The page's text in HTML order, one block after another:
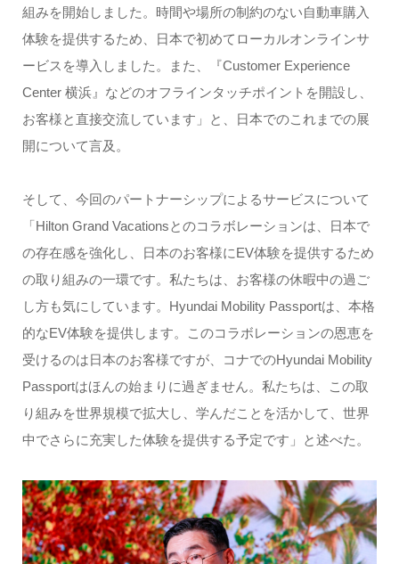
組みを開始しました。時間や場所の制約のない自動車購入
体験を提供するため、日本で初めてローカルオンラインサ
ービスを導入しました。また、『Customer Experience
Center 横浜』などのオフラインタッチポイントを開設し、
お客様と直接交流しています」と、日本でのこれまでの展
開について言及。
そして、今回のパートナーシップによるサービスについて
「Hilton Grand Vacationsとのコラボレーションは、日本で
の存在感を強化し、日本のお客様にEV体験を提供するため
の取り組みの一環です。私たちは、お客様の休暇中の過ご
し方も気にしています。Hyundai Mobility Passportは、本格
的なEV体験を提供します。このコラボレーションの恩恵を
受けるのは日本のお客様ですが、コナでのHyundai Mobility
Passportはほんの始まりに過ぎません。私たちは、この取
り組みを世界規模で拡大し、学んだことを活かして、世界
中でさらに充実した体験を提供する予定です」と述べた。